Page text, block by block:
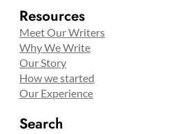
Resources
Meet Our Writers
Why We Write
Our Story
How we started
Our Experience
Search